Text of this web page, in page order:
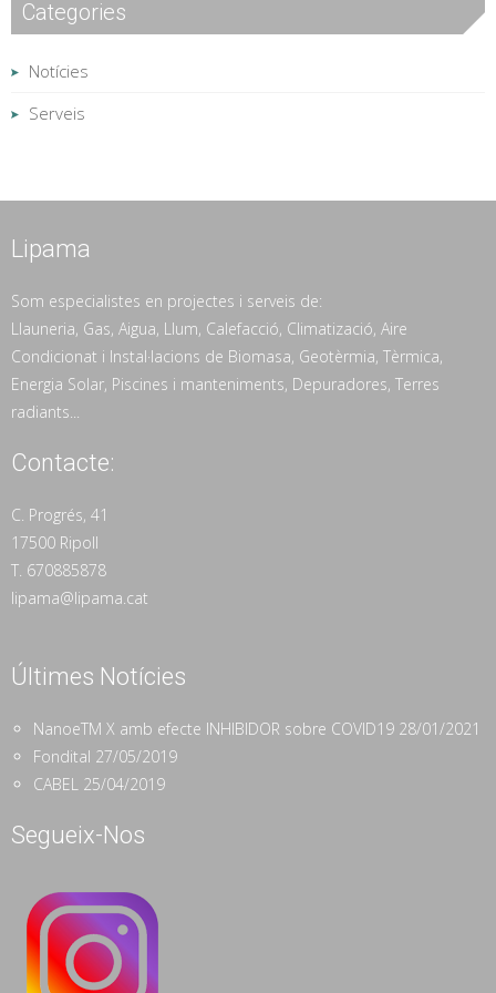
Categories
Notícies
Serveis
Lipama
Som especialistes en projectes i serveis de:
Llauneria, Gas, Aigua, Llum, Calefacció, Climatizació, Aire
Condicionat i Instal·lacions de Biomasa, Geotèrmia, Tèrmica,
Energia Solar, Piscines i manteniments, Depuradores, Terres
radiants...
Contacte:
C. Progrés, 41
17500 Ripoll
T. 670885878
lipama@lipama.cat
Últimes Notícies
NanoeTM X amb efecte INHIBIDOR sobre COVID19 28/01/2021
Fondital 27/05/2019
CABEL 25/04/2019
Segueix-Nos